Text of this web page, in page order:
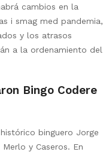
cambios en la
i smag med pandemia,
y los atrasos
a la ordenamiento del
Bingo Codere
binguero Jorge
y Caseros. En